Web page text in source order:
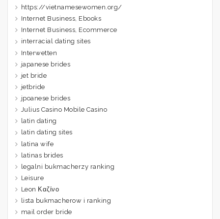
https://vietnamesewomen.org/
Internet Business, Ebooks
Internet Business, Ecommerce
interracial dating sites
Interwetten
japanese brides
jet bride
jetbride
jpoanese brides
Julius Casino Mobile Casino
latin dating
latin dating sites
latina wife
latinas brides
legalni bukmacherzy ranking
Leisure
Leon Καζίνο
lista bukmacherow i ranking
mail order bride